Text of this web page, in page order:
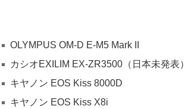
OLYMPUS OM-D E-M5 Mark II
カシオEXILIM EX-ZR3500（日本未発表）
キヤノン EOS Kiss 8000D
キヤノン EOS Kiss X8i